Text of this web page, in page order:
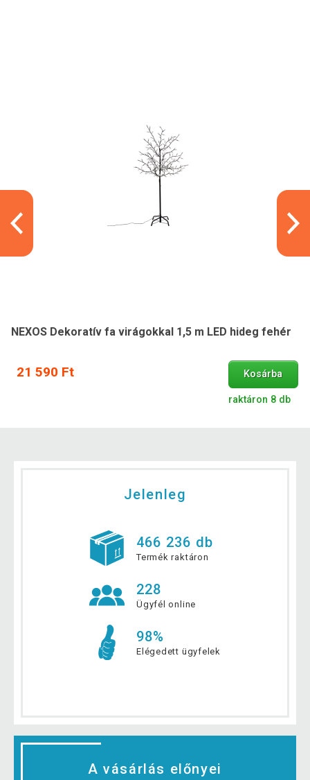
NEXOS Dekoratív fa virágokkal 1,5 m LED hideg fehér
21 590 Ft Kosárba
raktáron 8 db
Jelenleg
466 236 db
Termék raktáron
228
Ügyfél online
98%
Elégedett ügyfelek
A vásárlás előnyei